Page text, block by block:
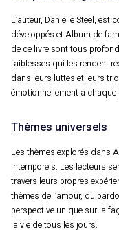
L’auteur, Danielle Steel,
développés et Album de
de ce livre sont tous
faiblesses qui les rendent
dans leurs luttes et leurs
émotionnellement à chaque
Thèmes universels
Les thèmes explorés dans
intemporels. Les lecteurs
travers leurs propres
thèmes de l’amour, du
perspective unique sur la
la vie de tous les jours.